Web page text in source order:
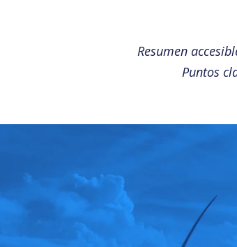
Resumen
Puntos